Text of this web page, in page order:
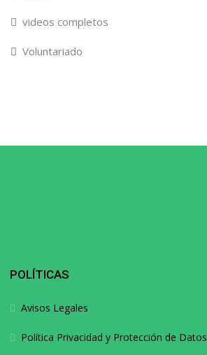
videos completos
Voluntariado
POLÍTICAS
Avisos Legales
Política Privacidad y Protección de Datos